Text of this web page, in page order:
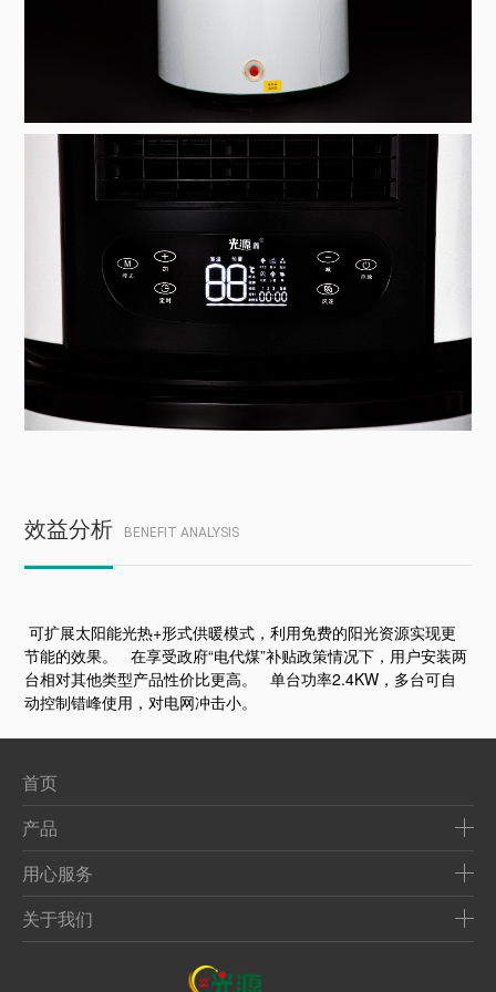
效益分析 BENEFIT ANALYSIS
可扩展太阳能光热+形式供暖模式，利用免费的阳光资源实现更
节能的效果。 在享受政府“电代煤”补贴政策情况下，用户安装两
台相对其他类型产品性价比更高。 单台功率2.4KW，多台可自
动控制错峰使用，对电网冲击小。
首页
产品
用心服务
关于我们